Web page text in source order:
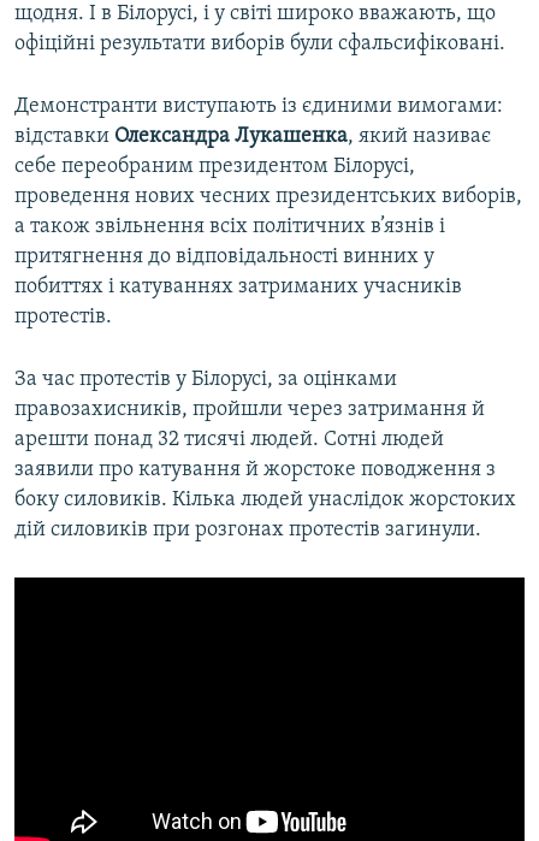
щодня. І в Білорусі, і у світі широко вважають, що
офіційні результати виборів були сфальсифіковані.
Демонстранти виступають із єдиними вимогами:
відставки Олександра Лукашенка, який називає
себе переобраним президентом Білорусі,
проведення нових чесних президентських виборів,
а також звільнення всіх політичних в’язнів і
притягнення до відповідальності винних у
побиттях і катуваннях затриманих учасників
протестів.
За час протестів у Білорусі, за оцінками
правозахисників, пройшли через затримання й
арешти понад 32 тисячі людей. Сотні людей
заявили про катування й жорстоке поводження з
боку силовиків. Кілька людей унаслідок жорстоких
дій силовиків при розгонах протестів загинули.